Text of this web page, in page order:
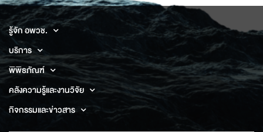
รู้จัก อพวช.
บริการ
พิพิธภัณฑ์
คลังความรู้และงานวิจัย
กิจกรรมและข่าวสาร